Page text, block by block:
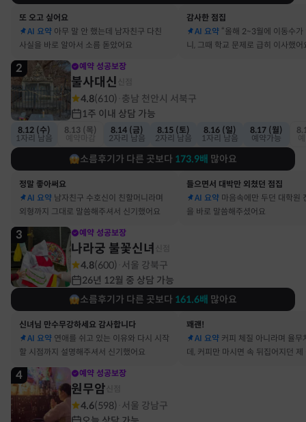
또 오고 싶어요
AI 요약 아무 말 안 했는데 남자친구 다친
사실을 바로 알아서 소름 돋았어요
감사한 점집
AI 요약 “올해 2~3월에 이동수가
니, 그때 학교 문제로 급히 이사했어
2 예약 성공보장
불사대신
4.8(610) 충남 천안시 서북구
1주 이내 상담 가능
8.12 (수)
1자리 남음
8.13 (목)
8.14 (금)
2자리 남음
8.15 (토)
2자리 남음
8.16 (일)
1자리 남음
8.17 (월)
예약가능
소름후기가 다른 곳보다 173.9배 많아요
정말 좋아써요
AI 요약 남자친구 수호신이 친할머니라며
외형까지 그대로 말씀해주셔서 신기했어요
들으면서 대박만 외쳤던 점집
AI 요약 마음속에만 두던 대학원
을 바로 말씀해주셨어요
3 예약 성공보장
나라궁 불꽃신녀
4.8(600) 서울 강북구
26년 12월 중 상담 가능
소름후기가 다른 곳보다 161.6배 많아요
신녀님 만수무강하세요 감사합니다
AI 요약 연애를 쉬고 있는 이유와 다시 시작
할 시점까지 설명해주셔서 신기했어요
꽤괜!
AI 요약 커피 체질 아니라며 율무
데, 커피만 마시면 속 뒤집어지던 제
4 예약 성공보장
원무암
4.6(598) 서울 강남구